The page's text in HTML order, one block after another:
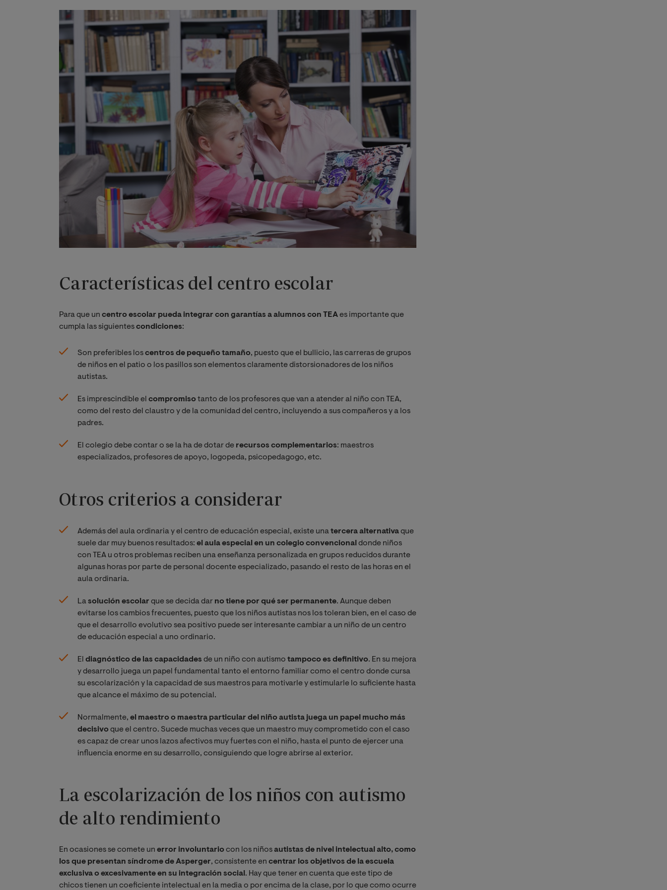
Características del centro escolar
Para que un centro escolar pueda integrar con garantías a alumnos con TEAes importante que
cumpla las siguientescondiciones:
Son preferibles loscentros de pequeño tamaño, puesto que el bullicio, las carreras de grupos
de niños en el patio o los pasillos son elementos claramente distorsionadores de los niños
autistas.
Es imprescindible el compromisotanto de los profesores que van a atender al niño con TEA,
como del resto del claustro y de la comunidad del centro, incluyendo a sus compañeros y a los
padres.
El colegio debe contar o se la ha de dotar de recursos complementarios: maestros
especializados, profesores de apoyo, logopeda, psicopedagogo, etc.
Otros criterios a considerar
Además del aula ordinaria y el centro de educación especial, existe unatercera alternativaque
suele dar muy buenos resultados: el aula especial en un colegio convencional donde niños
con TEA u otros problemas reciben una enseñanza personalizada en grupos reducidos durante
algunas horas por parte de personal docente especializado, pasando el resto de las horas en el
aula ordinaria.
Lasolución escolar que se decida dar no tiene por qué ser permanente. Aunque deben
evitarse los cambios frecuentes, puesto que los niños autistas nos los toleran bien, en el caso de
que el desarrollo evolutivo sea positivo puede ser interesante cambiar a un niño de un centro
de educación especial a uno ordinario.
El diagnóstico de las capacidades de un niño con autismo tampoco es definitivo. En su mejora
y desarrollo juega un papel fundamental tanto el entorno familiar como el centro donde cursa
su escolarización y la capacidad de sus maestros para motivarle y estimularle lo suficiente hasta
que alcance el máximo de su potencial.
Normalmente, el maestro o maestra particular del niño autista juega un papel mucho más
decisivoque el centro. Sucede muchas veces que un maestro muy comprometido con el caso
es capaz de crear unos lazos afectivos muy fuertes con el niño, hasta el punto de ejercer una
influencia enorme en su desarrollo, consiguiendo que logre abrirse al exterior.
La escolarización de los niños con autismo
de alto rendimiento
En ocasiones se comete un error involuntariocon los niñosautistas de nivel intelectual alto, como
los que presentan síndrome de Asperger, consistente en centrar los objetivos de la escuela
exclusiva o excesivamente en su integración social . Hay que tener en cuenta que este tipo de
chicos tienen un coeficiente intelectual en la media o por encima de la clase, por lo que como ocurre